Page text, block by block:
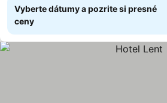
Vyberte dátumy a pozrite si presné
ceny